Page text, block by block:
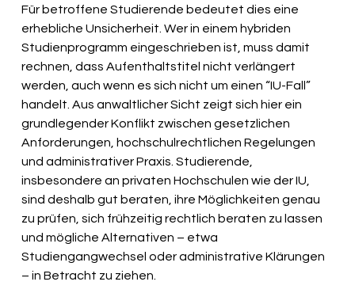
Für betroffene Studierende bedeutet dies eine
erhebliche Unsicherheit. Wer in einem hybriden
Studienprogramm eingeschrieben ist, muss damit
rechnen, dass Aufenthaltstitel nicht verlängert
werden, auch wenn es sich nicht um einen “IU-Fall”
handelt. Aus anwaltlicher Sicht zeigt sich hier ein
grundlegender Konflikt zwischen gesetzlichen
Anforderungen, hochschulrechtlichen Regelungen
und administrativer Praxis. Studierende,
insbesondere an privaten Hochschulen wie der IU,
sind deshalb gut beraten, ihre Möglichkeiten genau
zu prüfen, sich frühzeitig rechtlich beraten zu lassen
und mögliche Alternativen – etwa
Studiengangwechsel oder administrative Klärungen
– in Betracht zu ziehen.